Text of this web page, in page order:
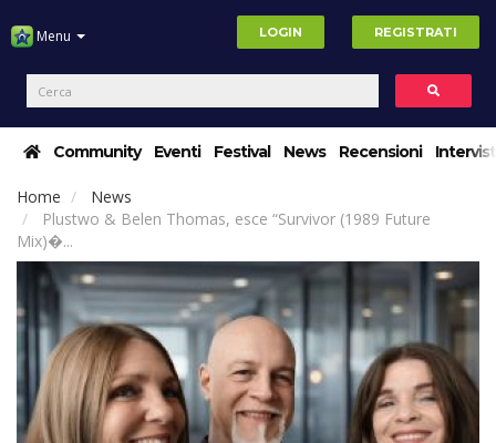
Menu LOGIN REGISTRATI
Community Eventi Festival News Recensioni
Home
News
Plustwo & Belen Thomas, esce “Survivor (1989 Future
Mix)�...